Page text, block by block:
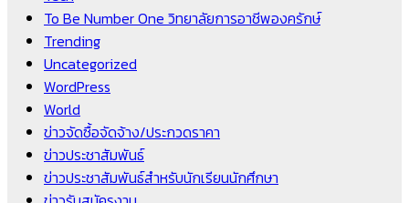
To Be Number One วิทยาลัยการอาชีพองครักษ์
Trending
Uncategorized
WordPress
World
ข่าวจัดซื้อจัดจ้าง/ประกวดราคา
ข่าวประชาสัมพันธ์
ข่าวประชาสัมพันธ์สำหรับนักเรียนนักศึกษา